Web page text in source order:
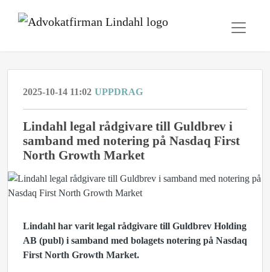
2025-10-14 11:02 UPPDRAG
Lindahl legal rådgivare till Guldbrev i
samband med notering på Nasdaq First
North Growth Market
Lindahl har varit legal rådgivare till Guldbrev Holding
AB (publ) i samband med bolagets notering på Nasdaq
First North Growth Market.